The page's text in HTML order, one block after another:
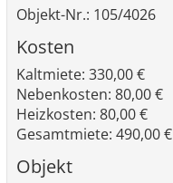
Objekt-Nr.: 105/4026
Kosten
Kaltmiete: 330,00 €
Nebenkosten: 80,00 €
Heizkosten: 80,00 €
Gesamtmiete: 490,00 €
Objekt